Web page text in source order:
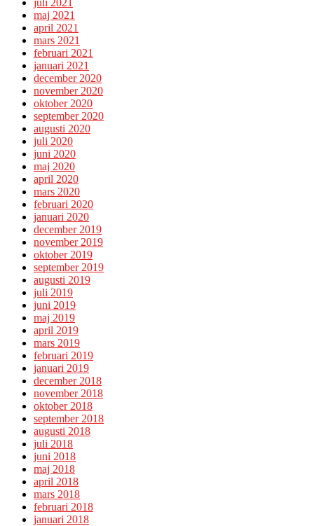
juli 2021
maj 2021
april 2021
mars 2021
februari 2021
januari 2021
december 2020
november 2020
oktober 2020
september 2020
augusti 2020
juli 2020
juni 2020
maj 2020
april 2020
mars 2020
februari 2020
januari 2020
december 2019
november 2019
oktober 2019
september 2019
augusti 2019
juli 2019
juni 2019
maj 2019
april 2019
mars 2019
februari 2019
januari 2019
december 2018
november 2018
oktober 2018
september 2018
augusti 2018
juli 2018
juni 2018
maj 2018
april 2018
mars 2018
februari 2018
januari 2018